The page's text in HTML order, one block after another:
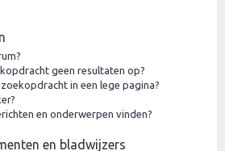
geen resultaten op?
in een lege pagina?
en onderwerpen vinden?
en bladwijzers